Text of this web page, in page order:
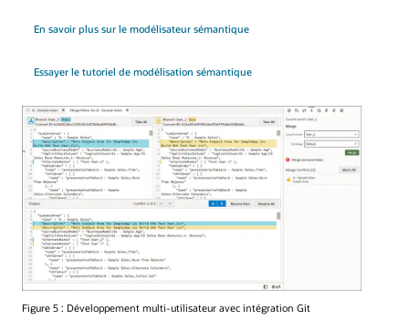
En savoir plus sur le modélisateur sémantique
Essayer le tutoriel de modélisation sémantique
Figure 5 : Développement multi-utilisateur avec intégration Git